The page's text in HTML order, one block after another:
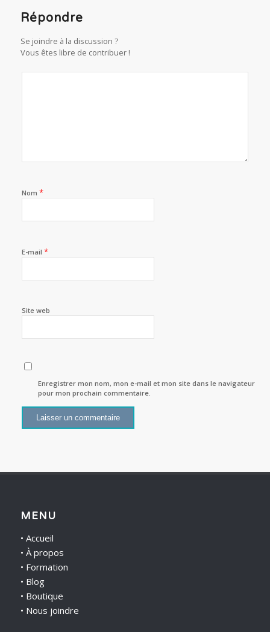
Répondre
Se joindre à la discussion ?
Vous êtes libre de contribuer !
Nom *
E-mail *
Site web
Enregistrer mon nom, mon e-mail et mon site dans le navigateur
pour mon prochain commentaire.
MENU
• Accueil
• À propos
• Formation
• Blog
• Boutique
• Nous joindre